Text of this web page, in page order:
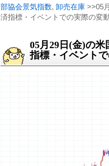
部協会景気指数, 卸売在庫 >>05
済指標・イベントでの実際の変
05月29日(金)の
指標・イベント